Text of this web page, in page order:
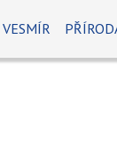
VESMÍR